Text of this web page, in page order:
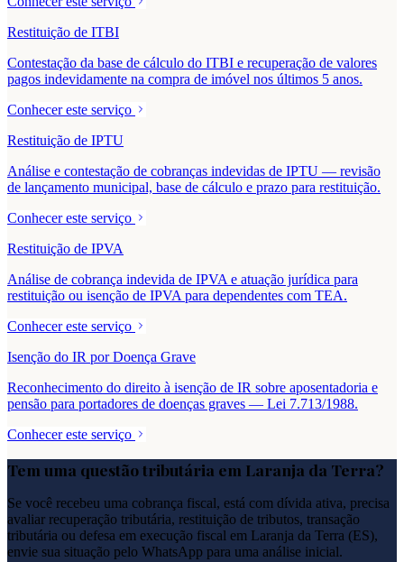
Restituição de ITBI
Contestação da base de cálculo do ITBI e recuperação de valores
pagos indevidamente na compra de imóvel nos últimos 5 anos.
Conhecer este serviço
Restituição de IPTU
Análise e contestação de cobranças indevidas de IPTU — revisão
de lançamento municipal, base de cálculo e prazo para restituição.
Conhecer este serviço
Restituição de IPVA
Análise de cobrança indevida de IPVA e atuação jurídica para
restituição ou isenção de IPVA para dependentes com TEA.
Conhecer este serviço
Isenção do IR por Doença Grave
Reconhecimento do direito à isenção de IR sobre aposentadoria e
pensão para portadores de doenças graves — Lei 7.713/1988.
Conhecer este serviço
Tem uma questão tributária em Laranja da Terra?
Se você recebeu uma cobrança fiscal, está com dívida ativa, precisa
avaliar recuperação tributária, restituição de tributos, transação
tributária ou defesa em execução fiscal em Laranja da Terra (ES),
envie sua situação pelo WhatsApp para uma análise inicial.